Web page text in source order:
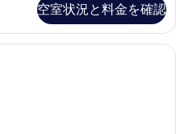
空室状況と料金を確認
スイート テラス | エジプト綿のシー